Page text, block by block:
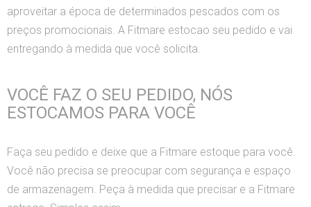
aproveitar a época de determinados pescados com os
preços promocionais. A Fitmare estocao seu pedido e vai
entregando à medida que você solicita.
VOCÊ FAZ O SEU PEDIDO, NÓS
ESTOCAMOS PARA VOCÊ
Faça seu pedido e deixe que a Fitmare estoque para você.
Você não precisa se preocupar com segurança e espaço
de armazenagem. Peça à medida que precisar e a Fitmare